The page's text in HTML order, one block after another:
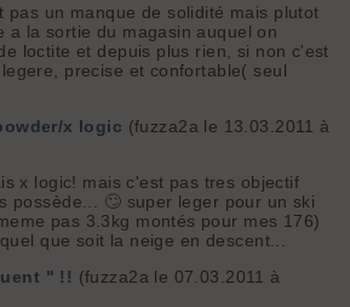
pas un manque de solidité mais plutot
a la sortie du magasin auquel on
loctite et depuis plus rien, si non c'est
precise et confortable( seul
x logic (fuzza2a le 13.03.2011 à
x logic! mais c'est pas tres objectif
possède... 🙄 super leger pour un ski
pas 3.3kg montés pour mes 176)
que soit la neige en descent...
" !! (fuzza2a le 07.03.2011 à